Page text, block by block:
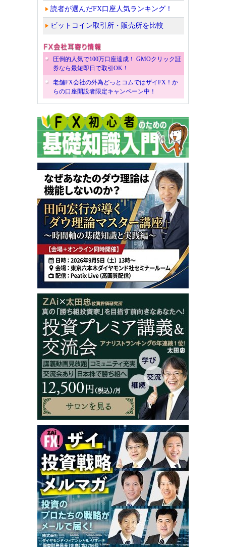
読者が選んだFX口座人気ランキング！
ビットコイン取引所・販売所を比較
圧倒的人気で100万口座達成！ GMOクリック証
券なら最短即日で取引OK！
老舗FX会社の外為どっとコムではザイFX！か
らの口座開設者限定キャンペーン中！